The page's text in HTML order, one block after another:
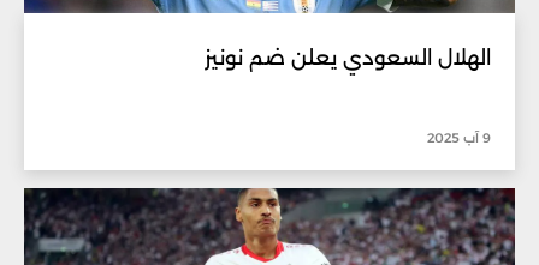
الهلال السعودي يعلن ضم نونيز
9 آب 2025